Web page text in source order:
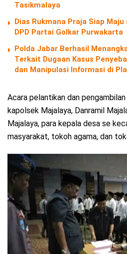
Tasikmalaya
Dias Rukmana Praja Siap
DPD Partai Golkar Purwakarta
Polda Jabar Berhasil
Terkait Dugaan Kasus
dan Manipulasi Informasi di
Acara pelantikan dan
kapolsek Majalaya, Danramil
Majalaya, para kepala desa se
masyarakat, tokoh agama, dan